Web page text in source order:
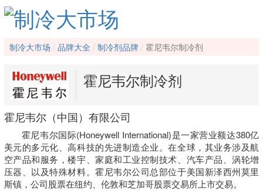
制冷大市场 品牌大全 制冷剂品牌 霍尼韦尔制冷剂
霍尼韦尔制冷剂
霍尼韦尔（中国）有限公司
霍尼韦尔国际(Honeywell International)是一家营业额达380亿
美元的多元化、高科技的先进制造企业。在全球，其业务涉及航
空产品和服务，楼宇、家庭和工业控制技术、汽车产品、涡轮增
压器、以及特殊材料。霍尼韦尔公司总部位于美国新泽西州莫里
斯镇，公司股票在纽约、伦敦和芝加哥股票交易所上市交易。